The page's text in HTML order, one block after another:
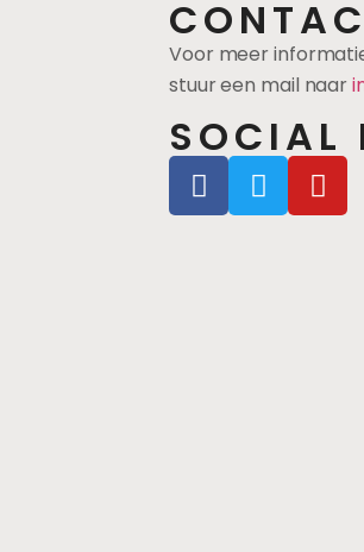
Voor meer
stuur een mail naar
SOCIAL